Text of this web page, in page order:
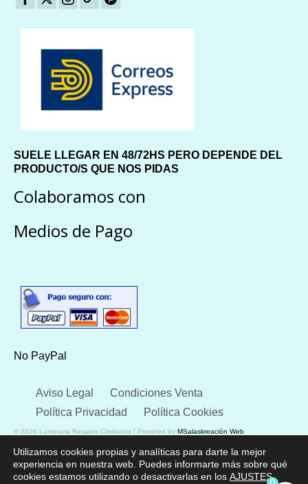
SUELE LLEGAR EN 48/72HS PERO DEPENDE DEL
PRODUCTO/S QUE NOS PIDAS
Colaboramos con
Medios de Pago
No PayPal
Aviso Legal
Condiciones Venta
Política Privacidad
Política Cookies
© 2026 Luminaria Regalos Cristianos | Powered by MSalaskreación Web
Utilizamos cookies propias y analíticas para darte la mejor
experiencia en nuestra web. Puedes informarte más sobre qué
cookies estamos utilizando o desactivarlas en los AJUSTES.